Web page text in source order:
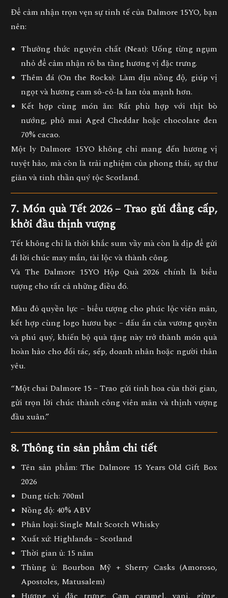
Để cảm nhận trọn vẹn sự tinh tế của Dalmore 15YO, bạn
nên:
Thưởng thức nguyên chất (Neat): Uống từng ngụm
nhỏ để cảm nhận rõ ba tầng hương vị đặc trưng.
Thêm đá (On the Rocks): Làm dịu nồng độ, giúp vị
ngọt và hương cam sô-cô-la lan tỏa mạnh hơn.
Kết hợp cùng món ăn: Rất phù hợp với thịt bò
nướng, phô mai Aged Cheddar hoặc chocolate đen
70% cacao.
Một ly Dalmore 15YO không chỉ mang đến hương vị
tuyệt hảo, mà còn là trải nghiệm của phong thái, sự thư
giãn và tinh thần quý tộc Scotland.
7. Món quà Tết 2026 – Trao gửi đẳng cấp,
khởi đầu thịnh vượng
Tết không chỉ là thời khắc sum vầy mà còn là dịp để gửi
đi lời chúc may mắn, tài lộc và thành công.
Và The Dalmore 15YO Hộp Quà 2026 chính là biểu
tượng cho tất cả những điều đó.
Màu đỏ quyền lực – biểu tượng cho phúc lộc viên mãn,
kết hợp cùng logo hươu bạc – dấu ấn củavương quyền
và phú quý, khiến bộ quà tặng này trở thành món quà
hoàn hảo cho đối tác, sếp, doanh nhân hoặc người thân
yêu.
“Một chai Dalmore 15 – Trao gửi tinh hoa của thời gian,
gửi trọn lời chúc thành công viên mãn và thịnh vượng
đầu xuân.”
8. Thông tin sản phẩm chi tiết
Tên sản phẩm: The Dalmore 15 Years Old Gift Box
2026
Dung tích: 700ml
Nồng độ: 40% ABV
Phân loại: Single Malt Scotch Whisky
Xuất xứ: Highlands – Scotland
Thời gian ủ: 15 năm
Thùng ủ: Bourbon Mỹ + Sherry Casks (Amoroso,
Apostoles, Matusalem)